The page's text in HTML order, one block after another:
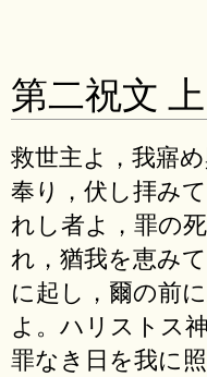
第二祝文
救世主よ，我寤
奉り，伏し拝み
れし者よ，罪の
れ，猶我を恵み
に起し，爾の前
よ。ハリストス
罪なき日を我に